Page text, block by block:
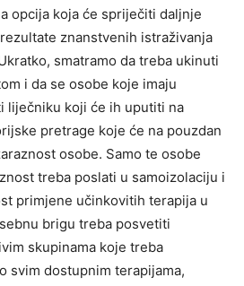
opcija koja će spriječiti daljnje
znanstvenih istraživanja
smatramo da treba ukinuti
i da se osobe koje imaju
liječniku koji će ih uputiti na
pretrage koje će na pouzdan
osobe. Samo te osobe
treba poslati u samoizolaciju i
primjene učinkovitih terapija u
brigu treba posvetiti
skupinama koje treba
svim dostupnim terapijama,